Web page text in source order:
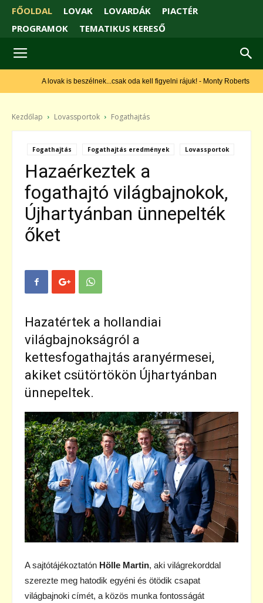
FŐOLDAL LOVAK LOVARDÁK
PIACTÉR
PROGRAMOK
TEMATIKUS KERESŐ
A lovak is beszélnek...csak oda kell figyelni rájuk! - Monty Roberts
Kezdőlap Lovassportok Fogathajtás
Fogathajtás Fogathajtás eredmények Lovassportok
Hazaérkeztek a
fogathajtó világbajnokok,
Újhartyánban ünnepelték
őket
Hazatértek a hollandiai
világbajnokságról a
kettesfogathajtás aranyérmesei,
akiket csütörtökön Újhartyánban
ünnepeltek.
A sajtótájékoztatón Hölle Martin, aki világrekorddal
szerezte meg hatodik egyéni és ötödik csapat
világbajnoki címét, a közös munka fontosságát